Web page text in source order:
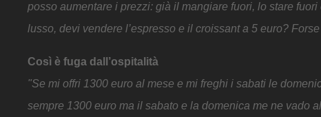
posso aumentare i prezzi: già il mangiare fuori, lo stare
lusso, devi vendere l’espresso e il croissant a 5 euro?
Così è fuga dall’ospitalità
"Se mi offri 1300 euro al mese e mi freghi i sabati le
sempre 1300 euro ma il sabato e la domenica me ne vado